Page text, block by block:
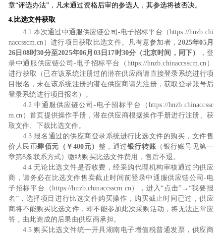
章“评选办法”，凡未通过资格后审的参选人，其参选将被否决。
4. 比选文件获取
4.1 本次通过中通服供应链公司 -电子招标平台（https://hnzb.chi
naccsscm.cn）进行项目获取比选文件。凡有意参加者，2025年05月
26 日 08时30分至2025年06月 03日 17时30分（北京时间，同下）
，登
录中通服供应链公司 -电子招标平台（https://hnzb.chinaccsscm.cn）
进行获取（已在该系统注册过的潜在供应商请直接登录系统进行项
目报名，未在该系统注册的潜在供应商请先注册，获取登录账号后
登录系统进行项目报名）。
4.2 中通服供应链公司 -电子招标平台（https://hnzb.chinaccssc
m.cn）首页提供操作手册，潜在供应商根据操作手册进行注册、获
取文件、下载比选文件。
4.3 报名通过的供应商登录系统进行比选文件的购买，文件售
价人民币肆佰元（￥ 400元） 整，通过银行转账 （银行账号见第一
章第8条联系方式）缴纳购买比选文件费用，售后不退。
4.4 无论比选文件是否收费，经采购代理机构审核通过的供应
商，请务必在比选文件售卖截止时间前登录中通服供应链公司-电
子招标平台（https://hnzb.chinaccsscm.cn），进入“点击”→“我要报
名”，选择项目进行比选文件购买操作，购买截止时间已过，供应
商将不能购买比选文件，即不能参加此次采购活动，将无法正常应
答，由此造成的后果由供应商承担。
4.5 购买比选文件统一开具湖南电子增值税普通发票，供应商